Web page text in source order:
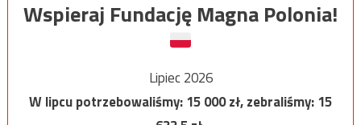
Wspieraj Fundację Magna Polonia!
Lipiec 2026
W lipcu potrzebowaliśmy:15 000zł, zebraliśmy:15